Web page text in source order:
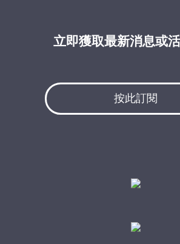
立即獲取最新消息或
按此訂閱